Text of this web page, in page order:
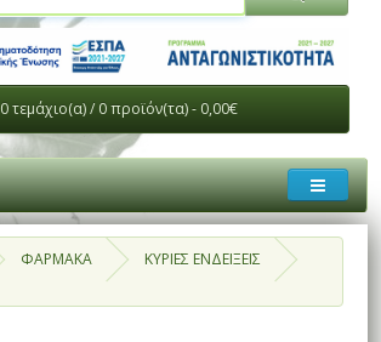
0 τεμάχιο(α) / 0 προϊόν(τα) - 0,00€
ΦΑΡΜΑΚΑ
ΚΥΡΙΕΣ ΕΝΔΕΙΞΕΙΣ